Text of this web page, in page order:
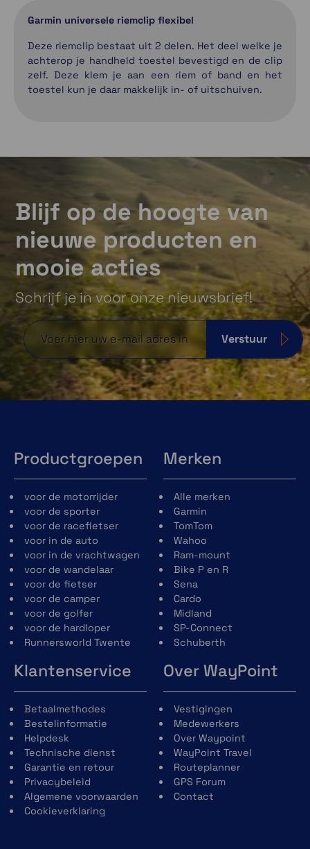
Garmin universele riemclip flexibel
Deze riemclip bestaat uit 2 delen. Het deel welke je
achterop je handheld toestel bevestigd en de clip
zelf. Deze klem je aan een riem of band en het
toestel kun je daar makkelijk in- of uitschuiven.
Blijf op de hoogte van
nieuwe producten en
mooie acties
Schrijf je in voor onze nieuwsbrief!
Verstuur
Productgroepen
voor de motorrijder
voor de sporter
voor de racefietser
voor in de auto
voor in de vrachtwagen
voor de wandelaar
voor de fietser
voor de camper
voor de golfer
voor de hardloper
Runnersworld Twente
Merken
Alle merken
Garmin
TomTom
Wahoo
Ram-mount
Bike P en R
Sena
Cardo
Midland
SP-Connect
Schuberth
Klantenservice
Betaalmethodes
Bestelinformatie
Helpdesk
Technische dienst
Garantie en retour
Privacybeleid
Algemene voorwaarden
Cookieverklaring
Over WayPoint
Vestigingen
Medewerkers
Over Waypoint
WayPoint Travel
Routeplanner
GPS Forum
Contact